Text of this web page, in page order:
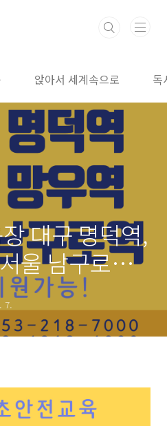
앉아서 세계속으로 독
대구 명덕역,
울 남구로역
7.